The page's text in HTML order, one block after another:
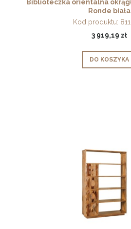
Biblioteczka orientalna
Ronde biała
Kod produktu:
3 919,19 zł
DO KOSZYKA